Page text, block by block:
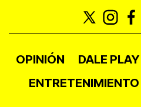
OPINIÓN DALE PLAY
ENTRETENIMIENTO